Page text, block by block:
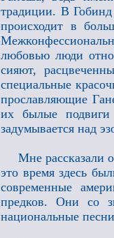
традиции. В
происходит в
любовью люди
сияют,
специальные
прославляющие
их былые подвиги
задумывается над
Мне рассказали
это время здесь
современные
предков. Они со
национальные